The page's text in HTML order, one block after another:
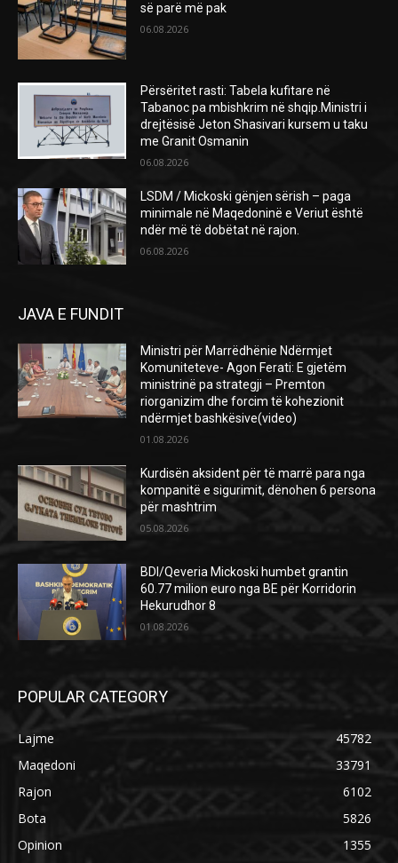
së parë më pak
06.08.2026
Përsëritet rasti: Tabela kufitare në
Tabanoc pa mbishkrim në shqip.Ministri i
drejtësisë Jeton Shasivari kursem u taku
me Granit Osmanin
06.08.2026
LSDM / Mickoski gënjen sërish – paga
minimale në Maqedoninë e Veriut është
ndër më të dobëtat në rajon.
06.08.2026
JAVA E FUNDIT
Ministri për Marrëdhënie Ndërmjet
Komuniteteve- Agon Ferati: E gjetëm
ministrinë pa strategji – Premton
riorganizim dhe forcim të kohezionit
ndërmjet bashkësive(video)
01.08.2026
Kurdisën aksident për të marrë para nga
kompanitë e sigurimit, dënohen 6 persona
për mashtrim
05.08.2026
BDI/Qeveria Mickoski humbet grantin
60.77 milion euro nga BE për Korridorin
Hekurudhor 8
01.08.2026
POPULAR CATEGORY
Lajme
45782
Maqedoni
33791
Rajon
6102
Bota
5826
Opinion
1355